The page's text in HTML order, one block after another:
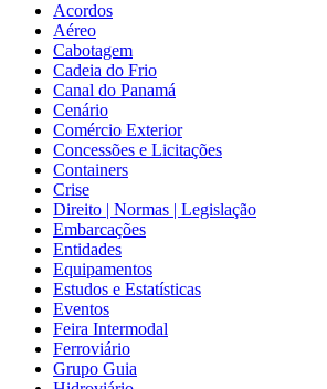
Acordos
Aéreo
Cabotagem
Cadeia do Frio
Canal do Panamá
Cenário
Comércio Exterior
Concessões e Licitações
Containers
Crise
Direito | Normas | Legislação
Embarcações
Entidades
Equipamentos
Estudos e Estatísticas
Eventos
Feira Intermodal
Ferroviário
Grupo Guia